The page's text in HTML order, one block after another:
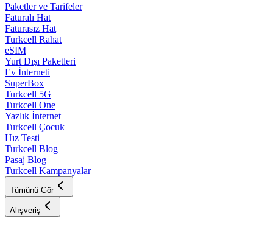
Paketler ve Tarifeler
Faturalı Hat
Faturasız Hat
Turkcell Rahat
eSIM
Yurt Dışı Paketleri
Ev İnterneti
SuperBox
Turkcell 5G
Turkcell One
Yazlık İnternet
Turkcell Çocuk
Hız Testi
Turkcell Blog
Pasaj Blog
Turkcell Kampanyalar
Tümünü Gör
Alışveriş